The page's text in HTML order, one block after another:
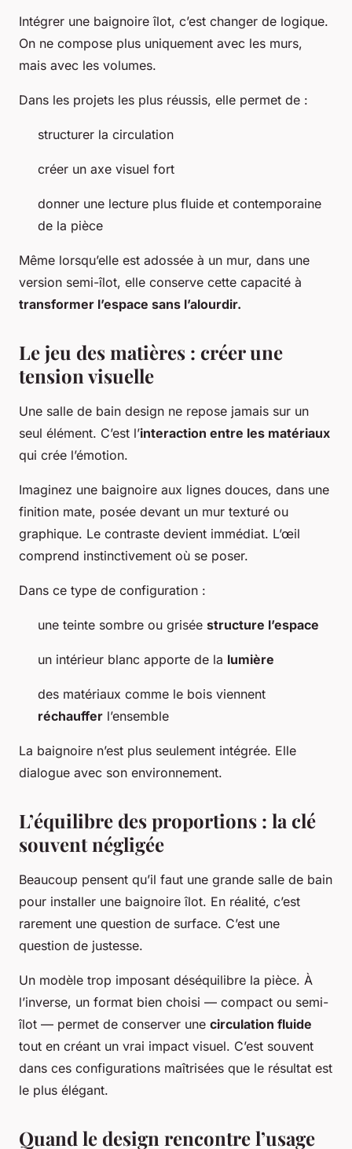
Intégrer une baignoire îlot, c’est changer de logique.
On ne compose plus uniquement avec les murs,
mais avec les volumes.
Dans les projets les plus réussis, elle permet de :
structurer la circulation
créer un axe visuel fort
donner une lecture plus fluide et contemporaine
de la pièce
Même lorsqu’elle est adossée à un mur, dans une
version semi-îlot, elle conserve cette capacité à
transformer l’espace sans l’alourdir.
Le jeu des matières : créer une
tension visuelle
Une salle de bain design ne repose jamais sur un
seul élément. C’est l’interaction entre les matériaux
qui crée l’émotion.
Imaginez une baignoire aux lignes douces, dans une
finition mate, posée devant un mur texturé ou
graphique. Le contraste devient immédiat. L’œil
comprend instinctivement où se poser.
Dans ce type de configuration :
une teinte sombre ou grisée structure l’espace
un intérieur blanc apporte de la lumière
des matériaux comme le bois viennent
réchauffer l’ensemble
La baignoire n’est plus seulement intégrée. Elle
dialogue avec son environnement.
L’équilibre des proportions : la clé
souvent négligée
Beaucoup pensent qu’il faut une grande salle de bain
pour installer une baignoire îlot. En réalité, c’est
rarement une question de surface. C’est une
question de justesse.
Un modèle trop imposant déséquilibre la pièce. À
l’inverse, un format bien choisi — compact ou semi-
îlot — permet de conserver une circulation fluide
tout en créant un vrai impact visuel. C’est souvent
dans ces configurations maîtrisées que le résultat est
le plus élégant.
Quand le design rencontre l’usage